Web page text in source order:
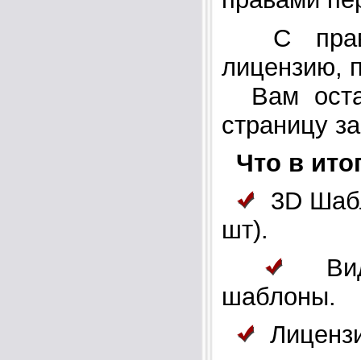
С
лицензию,
Вам
страницу
Что в
3D
шт).
шаблоны.